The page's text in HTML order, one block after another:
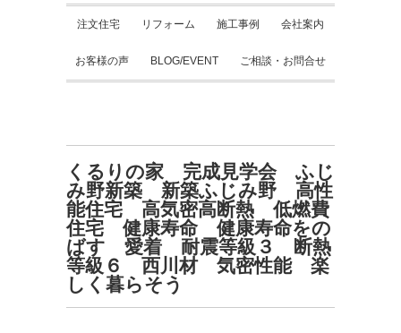
注文住宅 リフォーム 施工事例 会社案内
お客様の声 BLOG/EVENT ご相談・お問合せ
くるりの家 完成見学会 ふじ
み野新築 新築ふじみ野 高性
能住宅 高気密高断熱 低燃費
住宅 健康寿命 健康寿命をの
ばす 愛着 耐震等級３ 断熱
等級６ 西川材 気密性能 楽
しく暮らそう